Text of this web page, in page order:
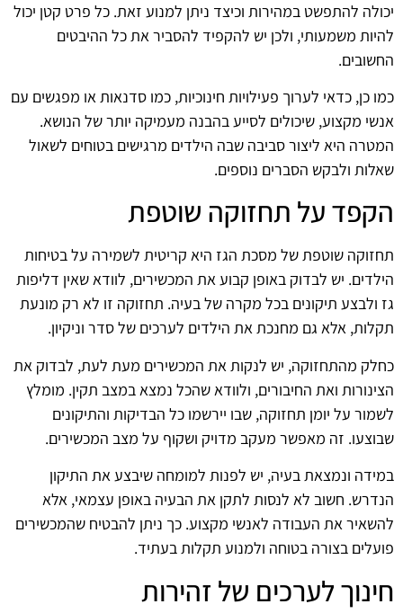
יכולה להתפשט במהירות וכיצד ניתן למנוע זאת. כל פרט קטן יכול
להיות משמעותי, ולכן יש להקפיד להסביר את כל ההיבטים
החשובים.
כמו כן, כדאי לערוך פעילויות חינוכיות, כמו סדנאות או מפגשים עם
אנשי מקצוע, שיכולים לסייע בהבנה מעמיקה יותר של הנושא.
המטרה היא ליצור סביבה שבה הילדים מרגישים בטוחים לשאול
שאלות ולבקש הסברים נוספים.
הקפד על תחזוקה שוטפת
תחזוקה שוטפת של מסכת הגז היא קריטית לשמירה על בטיחות
הילדים. יש לבדוק באופן קבוע את המכשירים, לוודא שאין דליפות
גז ולבצע תיקונים בכל מקרה של בעיה. תחזוקה זו לא רק מונעת
תקלות, אלא גם מחנכת את הילדים לערכים של סדר וניקיון.
כחלק מהתחזוקה, יש לנקות את המכשירים מעת לעת, לבדוק את
הצינורות ואת החיבורים, ולוודא שהכל נמצא במצב תקין. מומלץ
לשמור על יומן תחזוקה, שבו יירשמו כל הבדיקות והתיקונים
שבוצעו. זה מאפשר מעקב מדויק ושקוף על מצב המכשירים.
במידה ונמצאת בעיה, יש לפנות למומחה שיבצע את התיקון
הנדרש. חשוב לא לנסות לתקן את הבעיה באופן עצמאי, אלא
להשאיר את העבודה לאנשי מקצוע. כך ניתן להבטיח שהמכשירים
פועלים בצורה בטוחה ולמנוע תקלות בעתיד.
חינוך לערכים של זהירות